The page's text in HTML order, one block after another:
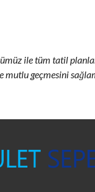
ile tüm tatil
mutlu geçmesini